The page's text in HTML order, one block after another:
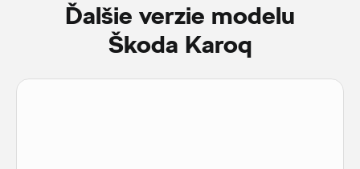
Ďalšie verzie modelu
Škoda Karoq